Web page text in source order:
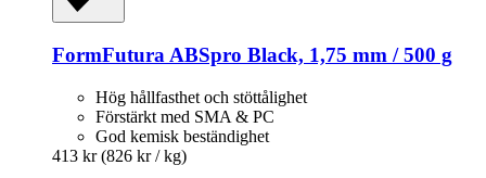
FormFutura ABSpro Black, 1,75 mm / 500 g
Hög hållfasthet och stöttålighet
Förstärkt med SMA & PC
God kemisk beständighet
413 kr (826 kr / kg)